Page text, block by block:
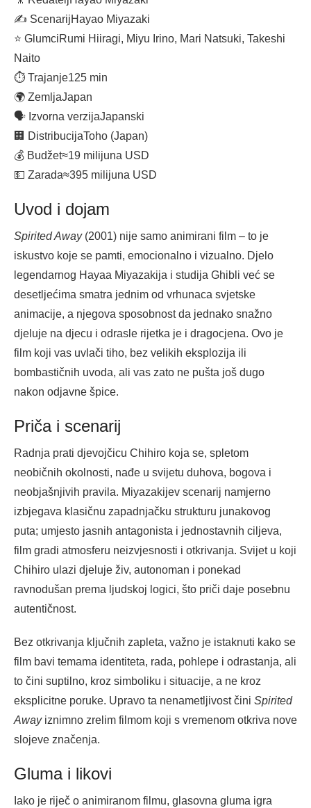
✍️ ScenarijHayao Miyazaki
⭐ GlumciRumi Hiiragi, Miyu Irino, Mari Natsuki, Takeshi
Naito
⏱ Trajanje125 min
🌍 ZemljaJapan
🗣 Izvorna verzijaJapanski
🏢 DistribucijaToho (Japan)
💰 Budžet≈19 milijuna USD
💵 Zarada≈395 milijuna USD
Uvod i dojam
Spirited Away(2001) nije samo animirani film – to je
iskustvo koje se pamti, emocionalno i vizualno. Djelo
legendarnog Hayaa Miyazakija i studija Ghibli već se
desetljećima smatra jednim od vrhunaca svjetske
animacije, a njegova sposobnost da jednako snažno
djeluje na djecu i odrasle rijetka je i dragocjena. Ovo je
film koji vas uvlači tiho, bez velikih eksplozija ili
bombastičnih uvoda, ali vas zato ne pušta još dugo
nakon odjavne špice.
Priča i scenarij
Radnja prati djevojčicu Chihiro koja se, spletom
neobičnih okolnosti, nađe u svijetu duhova, bogova i
neobjašnjivih pravila. Miyazakijev scenarij namjerno
izbjegava klasičnu zapadnjačku strukturu junakovog
puta; umjesto jasnih antagonista i jednostavnih ciljeva,
film gradi atmosferu neizvjesnosti i otkrivanja. Svijet u koji
Chihiro ulazi djeluje živ, autonoman i ponekad
ravnodušan prema ljudskoj logici, što priči daje posebnu
autentičnost.
Bez otkrivanja ključnih zapleta, važno je istaknuti kako se
film bavi temama identiteta, rada, pohlepe i odrastanja, ali
to čini suptilno, kroz simboliku i situacije, a ne kroz
eksplicitne poruke. Upravo ta nenametljivost čini Spirited
Awayiznimno zrelim filmom koji s vremenom otkriva nove
slojeve značenja.
Gluma i likovi
Iako je riječ o animiranom filmu, glasovna gluma igra